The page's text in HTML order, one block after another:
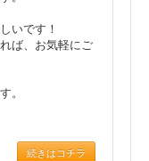
いです！
ば、お気軽にご
。
続きはコチラ